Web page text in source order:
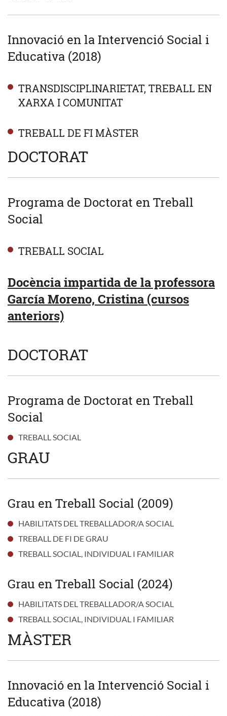
Innovació en la Intervenció Social i
Educativa (2018)
TRANSDISCIPLINARIETAT, TREBALL EN
XARXA I COMUNITAT
TREBALL DE FI MÀSTER
DOCTORAT
Programa de Doctorat en Treball
Social
TREBALL SOCIAL
Docència impartida de la professora
García Moreno, Cristina (cursos
anteriors)
DOCTORAT
Programa de Doctorat en Treball
Social
TREBALL SOCIAL
GRAU
Grau en Treball Social (2009)
HABILITATS DEL TREBALLADOR/A SOCIAL
TREBALL DE FI DE GRAU
TREBALL SOCIAL, INDIVIDUAL I FAMILIAR
Grau en Treball Social (2024)
HABILITATS DEL TREBALLADOR/A SOCIAL
TREBALL SOCIAL, INDIVIDUAL I FAMILIAR
MÀSTER
Innovació en la Intervenció Social i
Educativa (2018)